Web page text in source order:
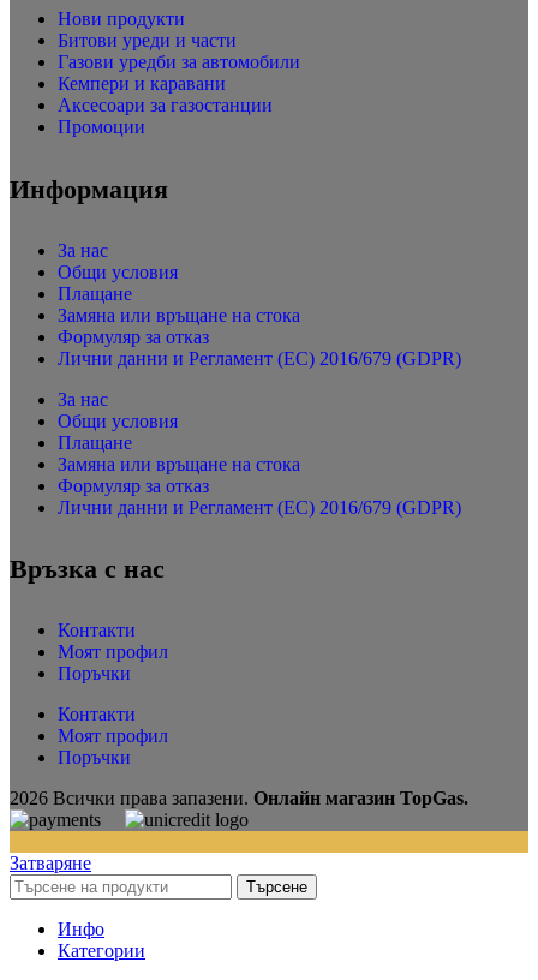
Нови продукти
Битови уреди и части
Газови уредби за автомобили
Кемпери и каравани
Аксесоари за газостанции
Промоции
Информация
За нас
Общи условия
Плащане
Замяна или връщане на стока
Формуляр за отказ
Лични данни и Регламент (ЕС) 2016/679 (GDPR)
За нас
Общи условия
Плащане
Замяна или връщане на стока
Формуляр за отказ
Лични данни и Регламент (ЕС) 2016/679 (GDPR)
Връзка с нас
Контакти
Моят профил
Поръчки
Контакти
Моят профил
Поръчки
2026 Всички права запазени. Онлайн магазин TopGas.
Затваряне
Търсене
Инфо
Категории